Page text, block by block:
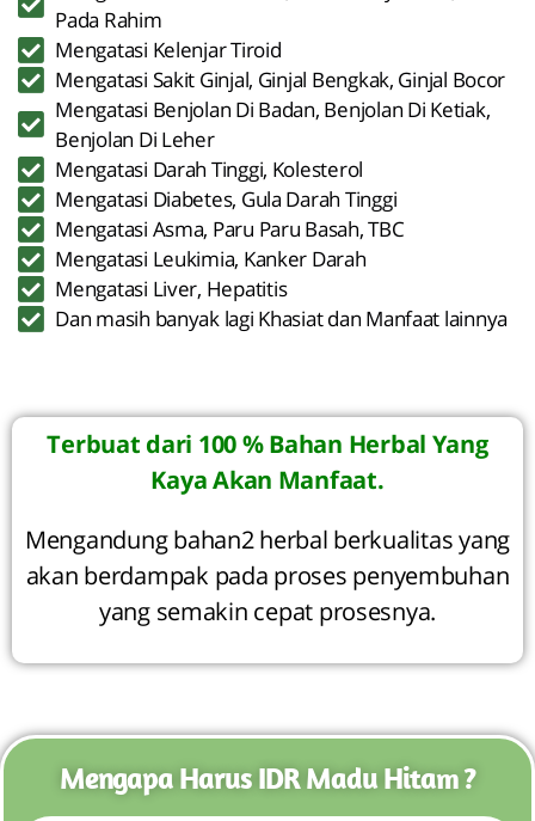
Pada Rahim
Mengatasi Kelenjar Tiroid
Mengatasi Sakit Ginjal, Ginjal Bengkak, Ginjal Bocor
Mengatasi Benjolan Di Badan, Benjolan Di Ketiak,
Benjolan Di Leher
Mengatasi Darah Tinggi, Kolesterol
Mengatasi Diabetes, Gula Darah Tinggi
Mengatasi Asma, Paru Paru Basah, TBC
Mengatasi Leukimia, Kanker Darah
Mengatasi Liver, Hepatitis
Dan masih banyak lagi Khasiat dan Manfaat lainnya
Terbuat dari 100 % Bahan Herbal Yang
Kaya Akan Manfaat.
Mengandung bahan2 herbal berkualitas yang
akan berdampak pada proses penyembuhan
yang semakin cepat prosesnya.
Mengapa Harus IDR Madu Hitam ?